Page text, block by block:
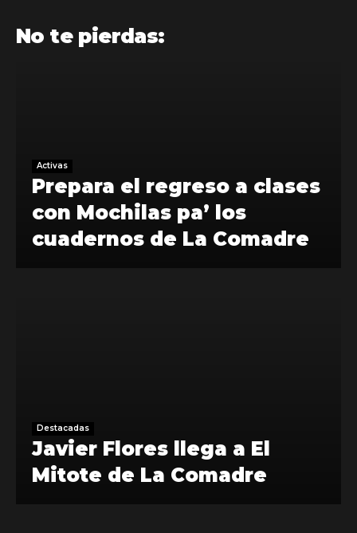
No te pierdas:
Activas
Prepara el regreso a clases
con Mochilas pa’ los
cuadernos de La Comadre
Destacadas
Javier Flores llega a El
Mitote de La Comadre